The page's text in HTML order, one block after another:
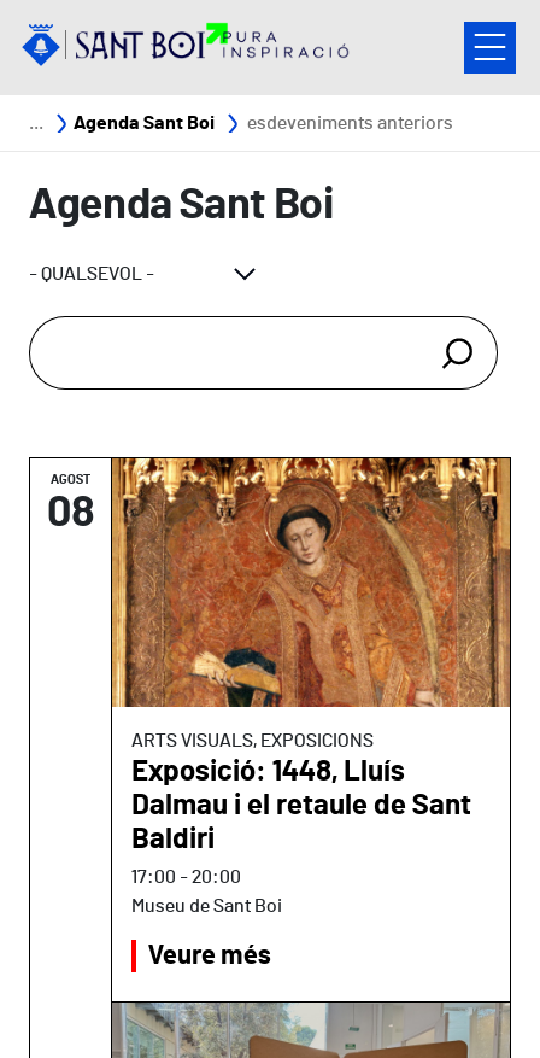
Fil d'ariadna
Agenda Sant Boi esdeveniments anteriors
Agenda Sant Boi
AGOST
08
ARTS VISUALS, EXPOSICIONS
Exposició: 1448, Lluís
Dalmau i el retaule de Sant
Baldiri
17:00 -20:00
Museu de Sant Boi
Veure més